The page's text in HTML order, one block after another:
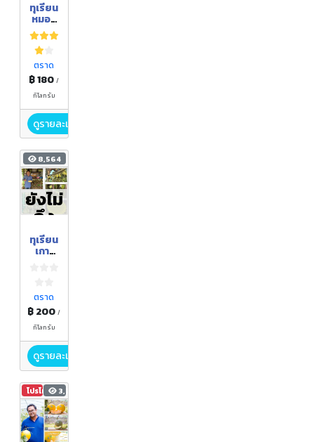
ล
ทุเรียน
หมอน
ทอง
เขา
บรรทั
ด
ตราด
฿ 180/
กิโลกรัม
ดูรายละเอียด
8,564
ยังไม่
ถึง
ฤดูกา
ล
ทุเรียน
เกาะ
ตราด
฿ 200/
กิโลกรัม
ดูรายละเอียด
โปรโมชัน3,700